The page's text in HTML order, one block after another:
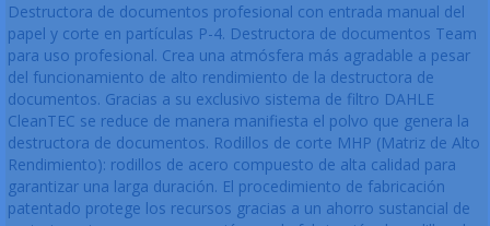
Destructora de documentos profesional con entrada manual del
papel y corte en partículas P-4. Destructora de documentos Team
para uso profesional. Crea una atmósfera más agradable a pesar
del funcionamiento de alto rendimiento de la destructora de
documentos. Gracias a su exclusivo sistema de filtro DAHLE
CleanTEC se reduce de manera manifiesta el polvo que genera la
destructora de documentos. Rodillos de corte MHP (Matriz de Alto
Rendimiento): rodillos de acero compuesto de alta calidad para
garantizar una larga duración. El procedimiento de fabricación
patentado protege los recursos gracias a un ahorro sustancial de